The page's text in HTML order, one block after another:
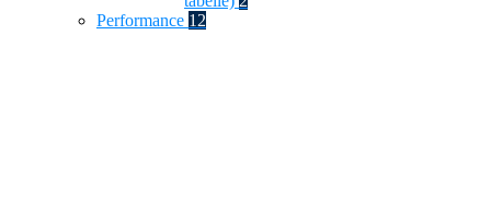
Performance 12